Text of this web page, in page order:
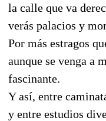
la calle que va
verás palacios y
Por más estragos
aunque se venga a
fascinante.
Y así, entre
y entre estudios